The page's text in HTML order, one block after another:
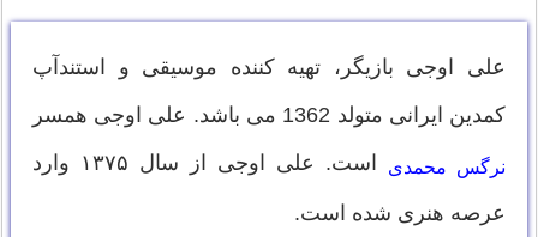
علی اوجی بازیگر، تهیه‌ کننده موسیقی و استندآپ
کمدین ایرانی متولد 1362 می باشد. علی اوجی همسر
نرگس محمدی است. علی اوجی از سال ۱۳۷۵ وارد
عرصه هنری شده است.